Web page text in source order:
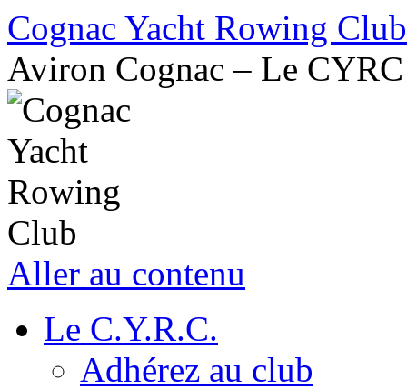
Cognac Yacht Rowing Club
Aviron Cognac – Le CYRC
Aller au contenu
Le C.Y.R.C.
Adhérez au club